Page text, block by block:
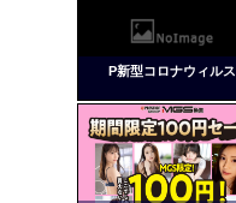
Powered by livedoor 相互
P新型コロナウィルス
ンク
自動